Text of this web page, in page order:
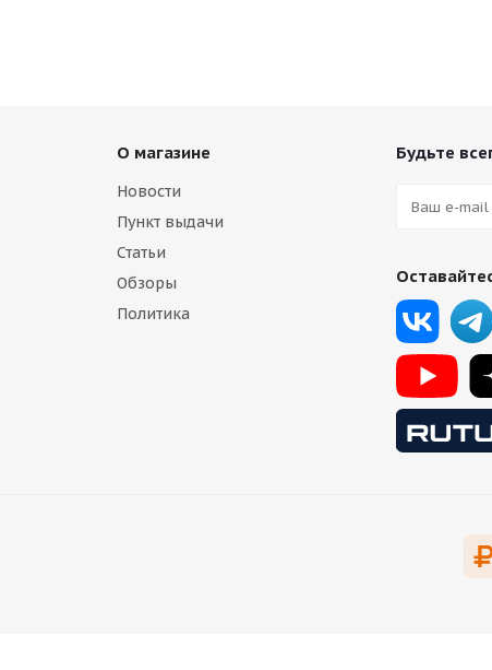
О магазине
Новости
Пункт выдачи
Статьи
Обзоры
Политика
Будьте